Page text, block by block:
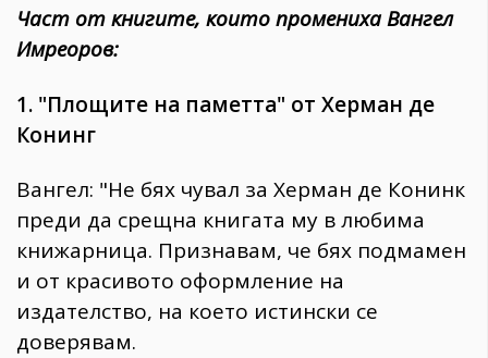
Част от книгите, които промениха Вангел
Имреоров:
1. "Площите на паметта" от Херман де
Конинг
Вангел: "Не бях чувал за Херман де Конинк
преди да срещна книгата му в любима
книжарница. Признавам, че бях подмамен
и от красивото оформление на
издателство, на което истински се
доверявам.